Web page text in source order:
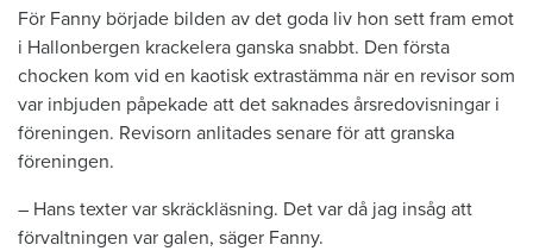
För Fanny började bilden av det goda liv hon sett fram emot
i Hallonbergen krackelera ganska snabbt. Den första
chocken kom vid en kaotisk extrastämma när en revisor som
var inbjuden påpekade att det saknades årsredovisningar i
föreningen. Revisorn anlitades senare för att granska
föreningen.
– Hans texter var skräckläsning. Det var då jag insåg att
förvaltningen var galen, säger Fanny.